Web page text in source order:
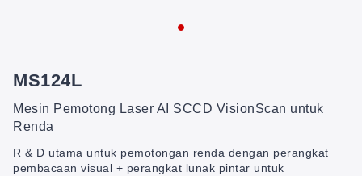
MS124L
Mesin Pemotong Laser AI SCCD VisionScan untuk
Renda
R & D utama untuk pemotongan renda dengan perangkat
pembacaan visual + perangkat lunak pintar untuk